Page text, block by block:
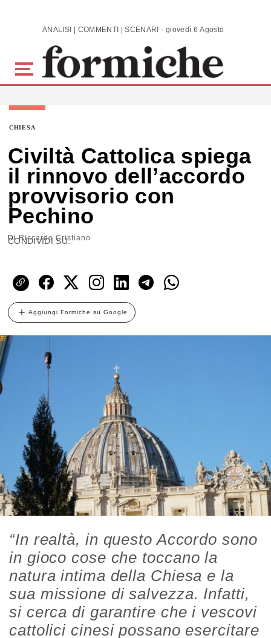
Skip to main content ANALISI | COMMENTI | SCENARI - giovedì 6 Agosto 2026
CHIESA
Civiltà Cattolica spiega
il rinnovo dell’accordo
provvisorio con
Pechino
DiRiccardo Cristiano
CONDIVIDI SU:
Aggiungi Formiche su Google
“In realtà, in questo Accordo sono
in gioco cose che toccano la
natura intima della Chiesa e la
sua missione di salvezza. Infatti,
si cerca di garantire che i vescovi
cattolici cinesi possano esercitare